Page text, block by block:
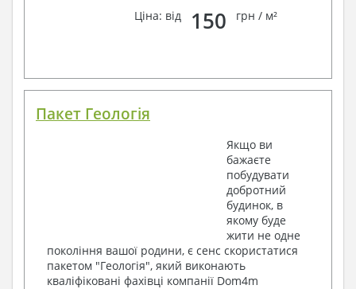
Ціна: від 150 грн / м²
Пакет Геологія
Якщо ви
бажаєте
побудувати
добротний
будинок, в
якому буде
жити не одне
покоління вашої родини, є сенс скористатися
пакетом "Геологія", який виконають
кваліфіковані фахівці компанії Dom4m